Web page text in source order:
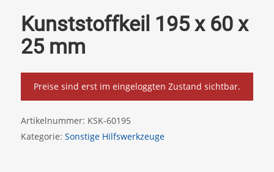
Kunststoffkeil 195 x 60 x
25 mm
Preise sind erst im eingeloggten Zustand sichtbar.
Artikelnummer: KSK-60195
Kategorie: Sonstige Hilfswerkzeuge